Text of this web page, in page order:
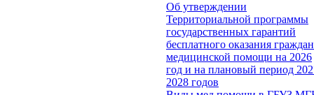
Об утверждении
Территориальной программы
государственных гарантий
бесплатного оказания
медицинской помощи на 2026
год и на плановый период
2028 годов